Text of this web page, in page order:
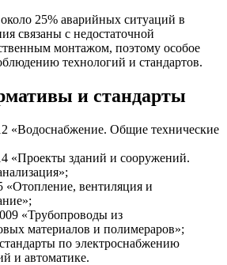
25% аварийных ситуаций в
связаны с недостаточной
монтажом, поэтому особое
технологий и стандартов.
и стандарты
«Водоснабжение. Общие технические
«Проекты зданий и сооружений.
вентиляция и
«Трубопроводы из
материалов и полимераров»;
по электроснабжению
и автоматике.